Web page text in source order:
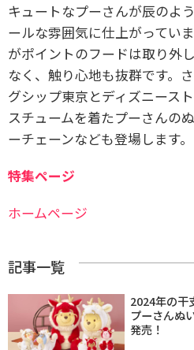
キュートなプーさんが辰のよ
ールな雰囲気に仕上がってい
がポイントのフードは取り外
なく、触り心地も抜群です。
グシップ東京とディズニース
スチュームを着たプーさんの
ーチェーンなども登場します。
特集ページ
ホームページ
記事一覧
2024年の干
プーさんぬ
発売！